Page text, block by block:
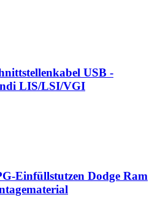
USB -
LIS/LSI/VGI
Einfüllstutzen Dodge Ram